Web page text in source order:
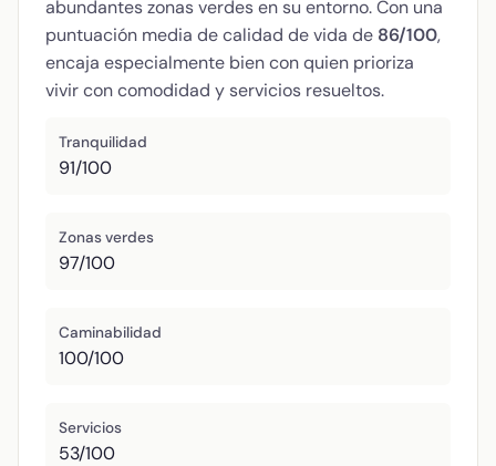
abundantes zonas verdes en su entorno. Con una
puntuación media de calidad de vida de 86/100,
encaja especialmente bien con quien prioriza
vivir con comodidad y servicios resueltos.
Tranquilidad
91/100
Zonas verdes
97/100
Caminabilidad
100/100
Servicios
53/100